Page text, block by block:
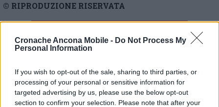
Cronache Ancona Mobile - Do Not Process My
Personal Information
If you wish to opt-out of the sale, sharing to third parties, or
processing of your personal or sensitive information for
targeted advertising by us, please use the below opt-out
section to confirm your selection. Please note that after your
© RIPRODUZIONE RISERVATA